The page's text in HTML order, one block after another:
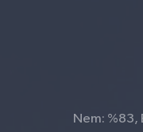
Nem: %83,